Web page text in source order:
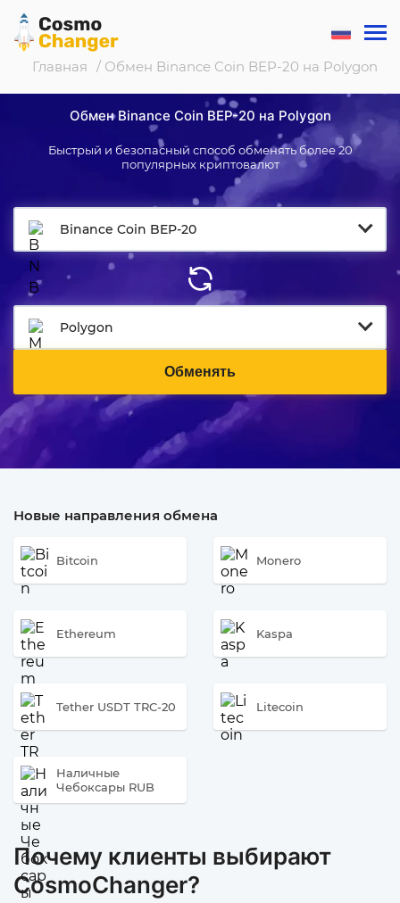
Главная / Обмен Binance Coin BEP-20 на Polygon
Обмен Binance Coin BEP-20 на Polygon
Быстрый и безопасный способ обменять более 20
популярных криптовалют
Binance Coin BEP-20
Polygon
Обменять
Новые направления обмена
Bitcoin Monero
Ethereum Kaspa
Tether USDT TRC-20 Litecoin
Наличные
Чебоксары RUB
Почему клиенты выбирают
CosmoChanger?